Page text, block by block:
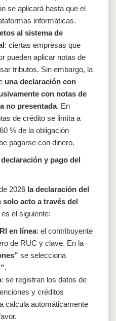
se aplicará hasta que el
informáticas.
al sistema de
: ciertas empresas que
pueden aplicar notas de
tributos. Sin embargo, la
una declaración con
con notas de
no presentada. En
de crédito se limita a
% de la obligación
pagarse con dinero.
y pago del
2026 la declaración del
solo acto a través del
el siguiente:
en línea: el contribuyente
de RUC y clave. En la
se selecciona
.
: se registran los datos de
y créditos
calcula automáticamente